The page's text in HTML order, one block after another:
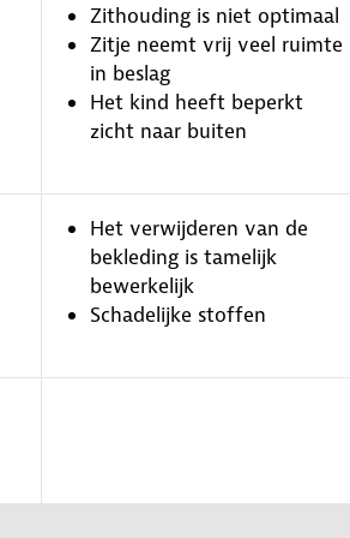
Zithouding is niet optimaal
Zitje neemt vrij veel ruimte
in beslag
Het kind heeft beperkt
zicht naar buiten
Het verwijderen van de
bekleding is tamelijk
bewerkelijk
Schadelijke stoffen